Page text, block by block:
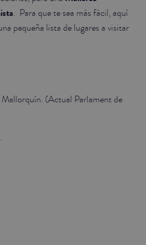
. Para que te sea más fácil, aquí
pequeña lista de lugares a visitar
(Actual Parlament de